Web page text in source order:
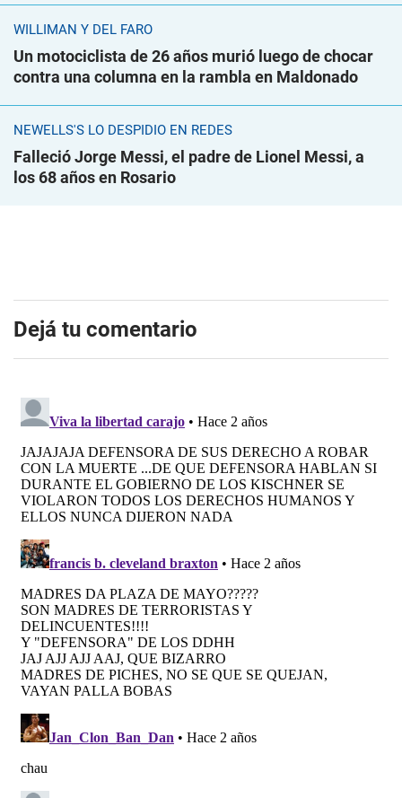
WILLIMAN Y DEL FARO
Un motociclista de 26 años murió luego de chocar
contra una columna en la rambla en Maldonado
NEWELLS'S LO DESPIDIÓ EN REDES
Falleció Jorge Messi, el padre de Lionel Messi, a
los 68 años en Rosario
Dejá tu comentario